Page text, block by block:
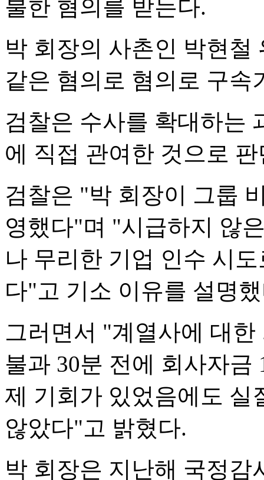
불한 혐의를 받는다.
박 회장의 사촌인 박현
같은 혐의로 혐의로 구속
검찰은 수사를 확대하는
에 직접 관여한 것으로
검찰은 "박 회장이 그룹
영했다"며 "시급하지 않
나 무리한 기업 인수 시
다"고 기소 이유를 설명
그러면서 "계열사에 대
불과 30분 전에 회사자
제 기회가 있었음에도 실
않았다"고 밝혔다.
박 회장은 지난해 국정